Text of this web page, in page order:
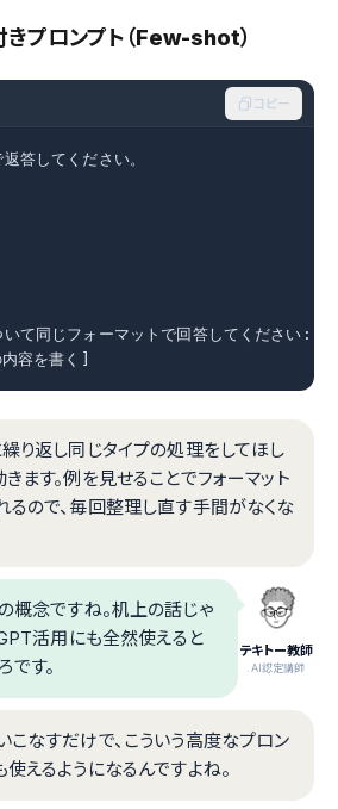
プロンプト（Few-shot）
コピー
答してください。
て同じフォーマットで回答してください:
容を書く]
繰り返し同じタイプの処理をしてほし
ます。例を見せることでフォーマット
るので、毎回整理し直す手間がなくな
テキトー教師
.AI認定講師
念ですね。机上の話じゃ
活用にも全然使えると
です。
こなすだけで、こういう高度なプロン
えるようになるんですよね。